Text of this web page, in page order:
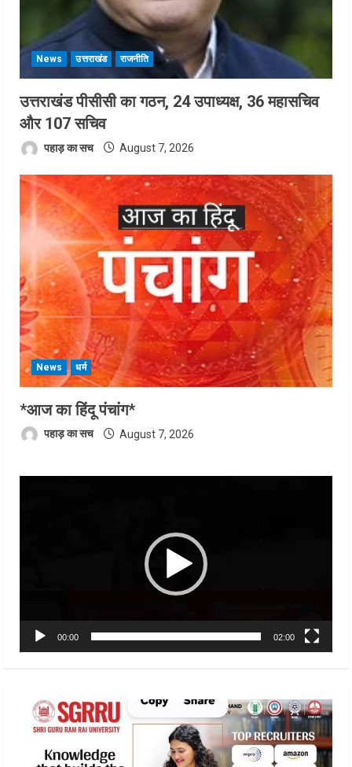
News उत्तराखंड राजनीति
उत्तराखंड पीसीसी का गठन, 24 उपाध्यक्ष, 36 महासचिव
और 107 सचिव
पहाड़ का सच August 7, 2026
News धर्म
*आज का हिंदू पंचांग*
पहाड़ का सच August 7, 2026
00:00 02:00